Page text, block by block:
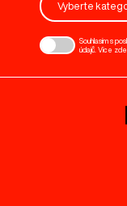
Vyberte
Souhlasím s
údajů. Více zde